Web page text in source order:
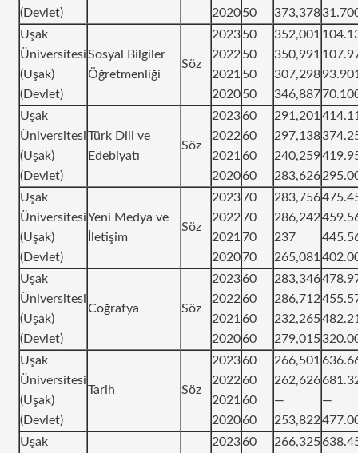
(Devlet)
2020 50
373,378
Uşak
Üniversitesi
(Uşak)
(Devlet)
Sosyal Bilgiler
Öğretmenliği
Söz
2023
2022
2021
2020
50
50
50
50
352,001
350,991
307,298
346,887
Uşak
Üniversitesi
(Uşak)
(Devlet)
Türk Dili ve
Edebiyatı
Söz
2023
2022
2021
2020
60
60
60
60
291,201
297,138
240,259
283,626
Uşak
Üniversitesi
(Uşak)
(Devlet)
Yeni Medya ve
İletişim
Söz
2023
2022
2021
2020
70
70
70
70
283,756
286,242
237
265,081
Uşak
Üniversitesi
(Uşak)
(Devlet)
Coğrafya Söz
2023
2022
2021
2020
60
60
60
60
283,346
286,712
232,265
279,015
Uşak
Üniversitesi
(Uşak)
(Devlet)
Tarih Söz
2023
2022
2021
2020
60
60
60
60
266,501
262,626
—
253,822
—
Uşak
2023 60 266,325